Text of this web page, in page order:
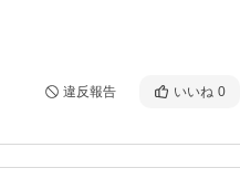
違反報告 いいね 0